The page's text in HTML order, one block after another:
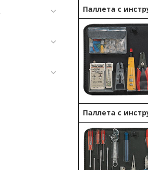
Паллета с
Паллета с